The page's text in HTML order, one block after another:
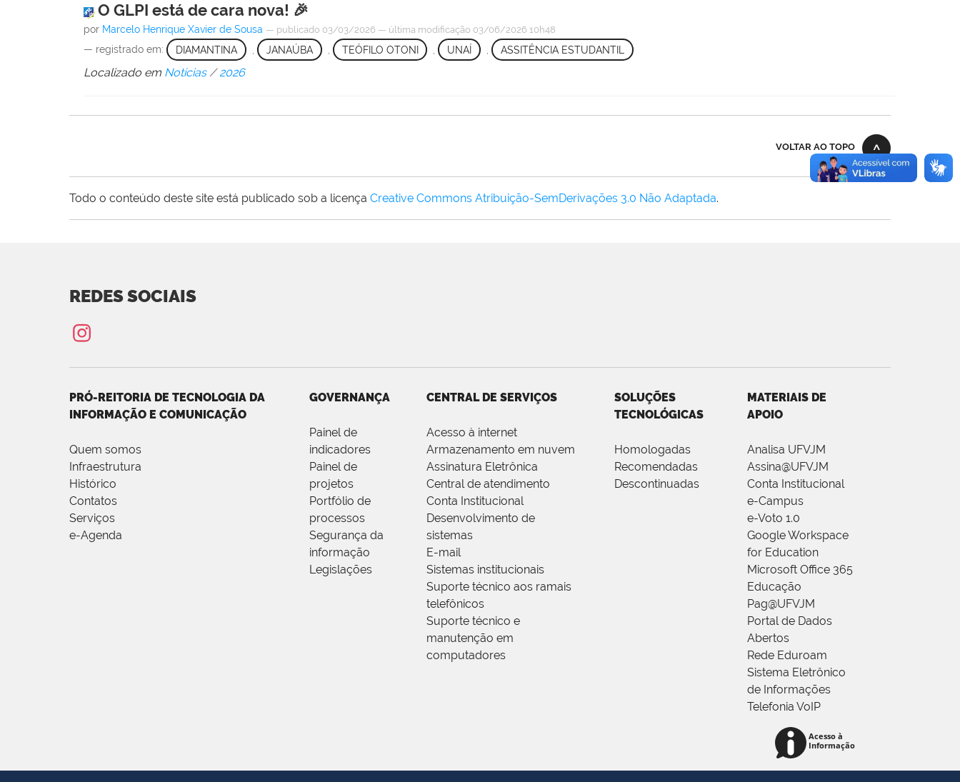
O GLPI está de cara nova! 🎉
por Marcelo Henrique Xavier de Sousa — publicado 03/03/2026 — última modificação 03/06/2026 10h48
— registrado em: DIAMANTINA JANAÚBA TEÓFILO OTONI , UNAÍ , ASSITÊNCIA ESTUDANTIL
Localizado em Notícias /2026
VOLTAR AO TOPO
Todo o conteúdo deste site está publicado sob a licença Creative Commons Atribuição-SemDerivações 3.0 Não Adaptada.
REDES SOCIAIS
PRÓ-REITORIA DE TECNOLOGIA DA
INFORMAÇÃO E COMUNICAÇÃO
Quem somos
Infraestrutura
Histórico
Contatos
Serviços
e-Agenda
GOVERNANÇA
Painel de
indicadores
Painel de
projetos
Portfólio de
processos
Segurança da
informação
Legislações
CENTRAL DE SERVIÇOS
Acesso à internet
Armazenamento em nuvem
Assinatura Eletrônica
Central de atendimento
Conta Institucional
Desenvolvimento de
sistemas
E-mail
Sistemas institucionais
Suporte técnico aos ramais
telefônicos
Suporte técnico e
manutenção em
computadores
SOLUÇÕES
TECNOLÓGICAS
Homologadas
Recomendadas
Descontinuadas
MATERIAIS DE
APOIO
Analisa UFVJM
Assina@UFVJM
Conta Institucional
e-Campus
e-Voto 1.0
Google Workspace
for Education
Microsoft Office 365
Educação
Pag@UFVJM
Portal de Dados
Abertos
Rede Eduroam
Sistema Eletrônico
de Informações
Telefonia VoIP